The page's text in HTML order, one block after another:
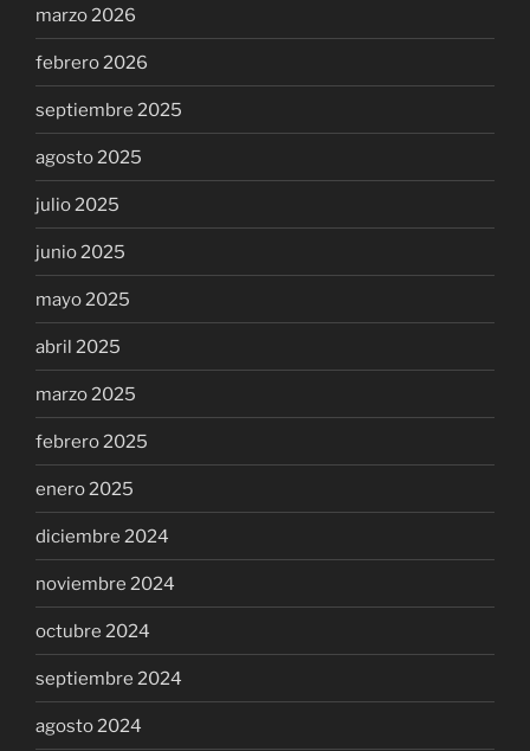
marzo 2026
febrero 2026
septiembre 2025
agosto 2025
julio 2025
junio 2025
mayo 2025
abril 2025
marzo 2025
febrero 2025
enero 2025
diciembre 2024
noviembre 2024
octubre 2024
septiembre 2024
agosto 2024